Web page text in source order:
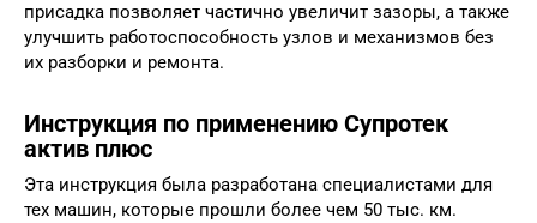
присадка позволяет частично увеличит зазоры, а также
улучшить работоспособность узлов и механизмов без
их разборки и ремонта.
Инструкция по применению Супротек
актив плюс
Эта инструкция была разработана специалистами для
тех машин, которые прошли более чем 50 тыс. км.